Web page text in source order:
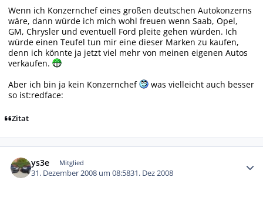
Wenn ich Konzernchef eines großen deutschen Autokonzerns
wäre, dann würde ich mich wohl freuen wenn Saab, Opel,
GM, Chrysler und eventuell Ford pleite gehen würden. Ich
würde einen Teufel tun mir eine dieser Marken zu kaufen,
denn ich könnte ja jetzt viel mehr von meinen eigenen Autos
verkaufen.
Aber ich bin ja kein Konzernchef
was vielleicht auch besser
so ist:redface:
Zitat
ys3e Mitglied
31. Dezember 2008 um 08:5831. Dez 2008